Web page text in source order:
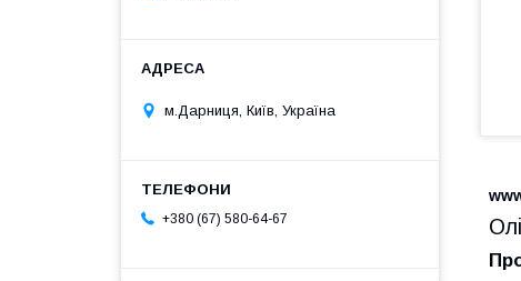
м.Дарниця, Київ, Україна
+380 (67) 580-64-67